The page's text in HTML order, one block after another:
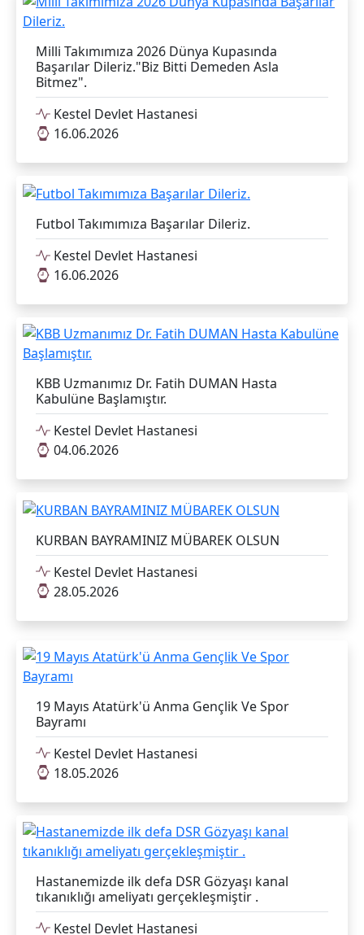
Milli Takımımıza 2026 Dünya Kupasında
Başarılar Dileriz."Biz Bitti Demeden Asla
Bitmez".
Kestel Devlet Hastanesi
16.06.2026
Futbol Takımımıza Başarılar Dileriz.
Kestel Devlet Hastanesi
16.06.2026
KBB Uzmanımız Dr. Fatih DUMAN Hasta
Kabulüne Başlamıştır.
Kestel Devlet Hastanesi
04.06.2026
KURBAN BAYRAMINIZ MÜBAREK OLSUN
Kestel Devlet Hastanesi
28.05.2026
19 Mayıs Atatürk'ü Anma Gençlik Ve Spor
Bayramı
Kestel Devlet Hastanesi
18.05.2026
Hastanemizde ilk defa DSR Gözyaşı kanal
tıkanıklığı ameliyatı gerçekleşmiştir .
Kestel Devlet Hastanesi